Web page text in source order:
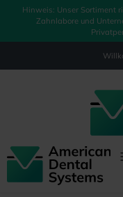
springen
Hinweis: Unser Sortiment
Zahnlabore und